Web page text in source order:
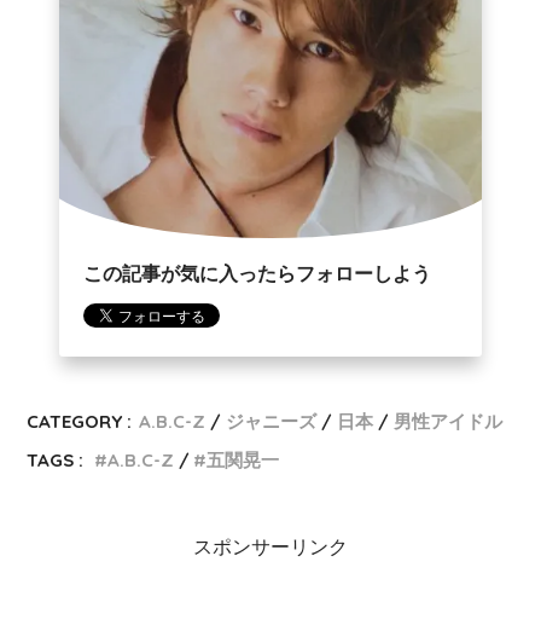
この記事が気に入ったらフォローしよう
CATEGORY : A.B.C-Z ジャニーズ 日本
男性アイドル
TAGS :
A.B.C-Z 五関晃一
スポンサーリンク